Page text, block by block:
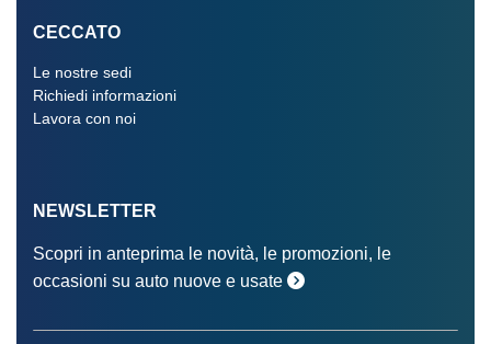
CECCATO
Le nostre sedi
Richiedi informazioni
Lavora con noi
NEWSLETTER
Scopri in anteprima le novità, le promozioni, le
occasioni su auto nuove e usate